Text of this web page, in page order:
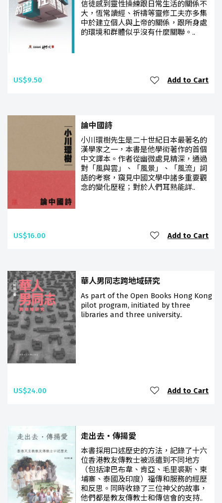
信徒感到靈性操練跟日常生活的關係不
大，恆常讀經、祈禱等靈修工夫亦多集
中於建立個人與上帝的關係，跟所身處
的環境和群體似乎沒有什麼關聯。..
US$9.50 Add to Cart
論中國詩
小川環樹先生是二十世紀日本最著名的
漢學家之一，本書是他學術著作的首個
中文譯本。作者從幽微處見精深，通過
對「風與雲」、「風景」、「風流」詞
語的考察，窺見中國文學中諸多重要觀
念的變化歷程；對於人們耳熟能詳..
US$16.00 Add to Cart
華人男同志跨地域研究
As part of the Open Books Hong Kong
pilot program, initiated by three
libraries and three university..
US$24.00 Add to Cart
走出去‧傳揚愛
本書採用口述歷史的方法，記錄了十六
位香港教友傳教士被派遣到不同地方
（包括津巴布韋、肯亞、毛里裘斯、柬
埔寨、泰國及印度）福傳和服務的經歷
和反思。同時收錄了三位神父的故事，
他們都是教友傳教士和傳信會的支持..